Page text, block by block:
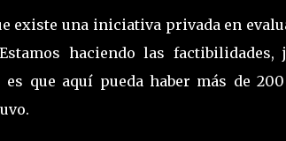
existe una iniciativa privada en
haciendo las
que aquí pueda haber más de